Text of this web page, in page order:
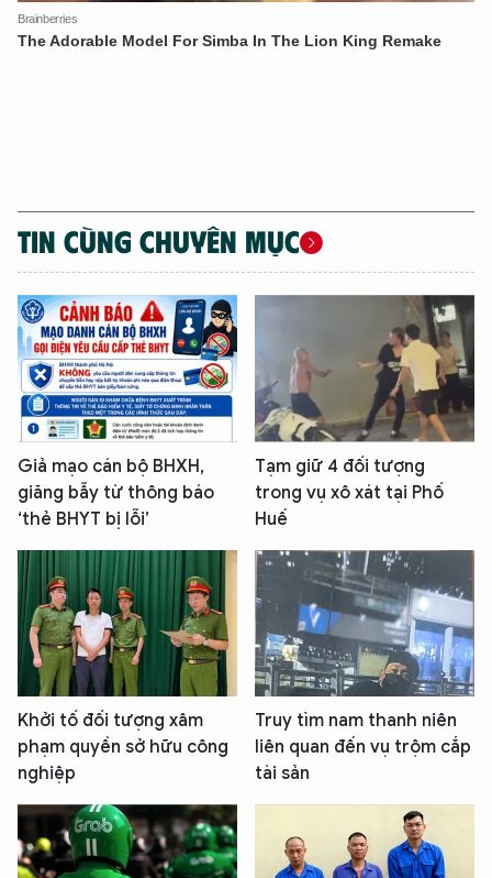
TIN CÙNG CHUYÊN MỤC
Giả mạo cán bộ BHXH,
giăng bẫy từ thông báo
‘thẻ BHYT bị lỗi’
Tạm giữ 4 đối tượng
trong vụ xô xát tại Phố
Huế
Khởi tố đối tượng xâm
phạm quyền sở hữu công
nghiệp
Truy tìm nam thanh niên
liên quan đến vụ trộm cắp
tài sản